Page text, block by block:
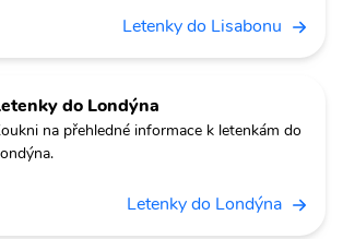
Letenky do Lisabonu
do Londýna
na přehledné informace k letenkám do
Letenky do Londýna